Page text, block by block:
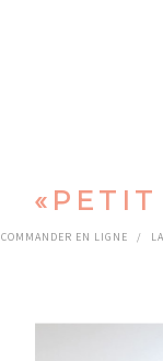
COMMANDER EN LIGNE /